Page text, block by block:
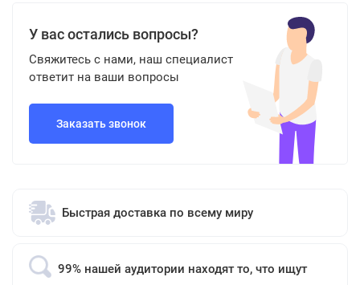
У вас остались вопросы?
Свяжитесь с нами, наш специалист
ответит на ваши вопросы
Заказать звонок
Быстрая доставка по всему миру
99% нашей аудитории находят то, что ищут